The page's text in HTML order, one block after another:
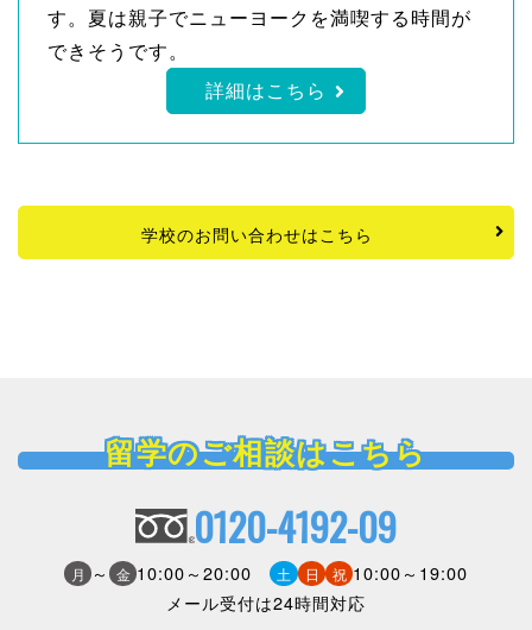
す。夏は親子でニューヨークを満喫する時間が
できそうです。
詳細はこちら
学校のお問い合わせはこちら
留学のご相談はこちら
0120-4192-09
月 ～ 金 10:00～20:00 土 日 祝 10:00～19:00
メール受付は24時間対応